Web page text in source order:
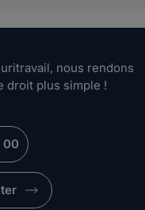
nous rendons
droit plus simple !
00